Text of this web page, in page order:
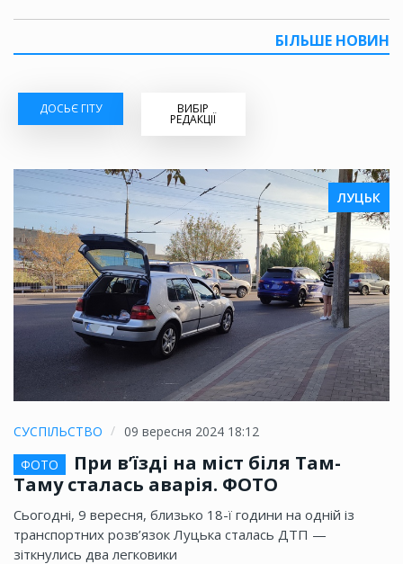
БІЛЬШЕ НОВИН
ДОСЬЄ ГІТУ ВИБІР
РЕДАКЦІЇ
ЛУЦЬК
СУСПІЛЬСТВО
09 вересня 2024 18:12
ФОТО
При в’їзді на міст біля Там-
Таму сталась аварія. ФОТО
Сьогодні, 9 вересня, близько 18-ї години на одній із
транспортних розв’язок Луцька сталась ДТП —
зіткнулись два легковики